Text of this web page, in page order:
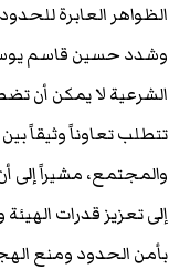
الظواهر العابرة
وشدد حسين قاسم
الشرعية لا يمكن أن
تتطلب تعاوناً وثيقاً
والمجتمع، مشيراً إلى
إلى تعزيز قدرات
بأمن الحدود ومنع